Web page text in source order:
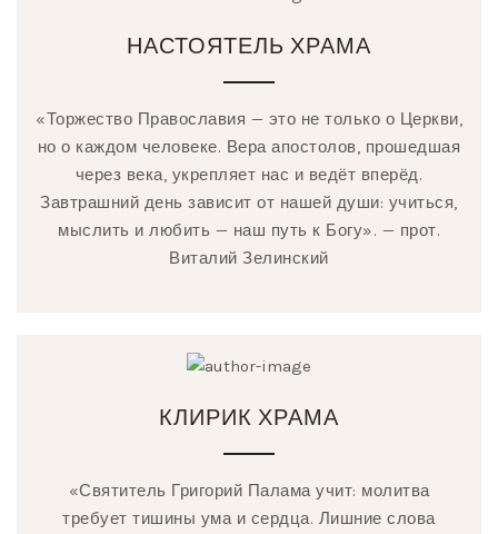
НАСТОЯТЕЛЬ ХРАМА
«Торжество Православия — это не только о Церкви,
но о каждом человеке. Вера апостолов, прошедшая
через века, укрепляет нас и ведёт вперёд.
Завтрашний день зависит от нашей души: учиться,
мыслить и любить — наш путь к Богу». — прот.
Виталий Зелинский
КЛИРИК ХРАМА
«Святитель Григорий Палама учит: молитва
требует тишины ума и сердца. Лишние слова